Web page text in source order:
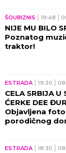
ŠOUBIZNIS 19:48
NIJE MU BILO
Poznatog
traktor!
ESTRADA 19:30
CELA SRBIJA U
ĆERKE DEE
Objavljena
porodičnog
ESTRADA 18:30